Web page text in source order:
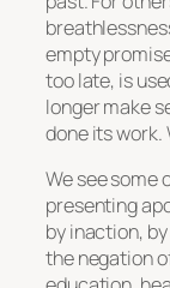
empty
too late, is
longer make
done its work.
We see some
presenting
by inaction,
the negation